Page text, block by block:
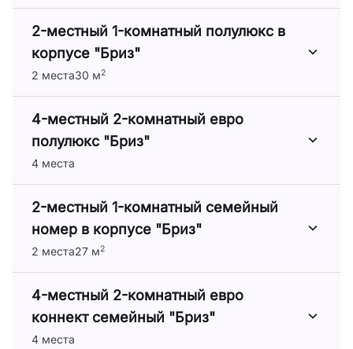
2-местный 1-комнатный полулюкс в
корпусе "Бриз"
2 места30 м2
4-местный 2-комнатный евро
полулюкс "Бриз"
4 места
2-местный 1-комнатный семейный
номер в корпусе "Бриз"
2 места27 м2
4-местный 2-комнатный евро
коннект семейный "Бриз"
4 места